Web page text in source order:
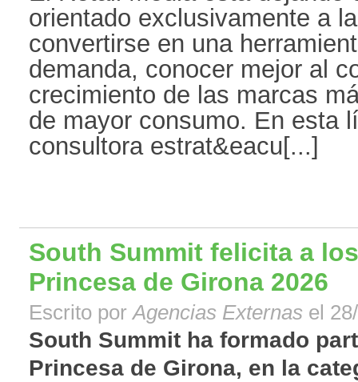
orientado exclusivamente a
convertirse en una
demanda, conocer mejor al
crecimiento de las marcas
de mayor consumo. En esta
consultora estrat&eacu[...]
South Summit felicita a
Princesa de Girona 2026
Escrito porAgencias Externas el
South Summit ha formado
Princesa de Girona, en la